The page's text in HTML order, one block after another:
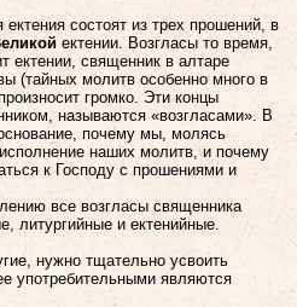
ектения состоят из трех прошений, в
ектении. Возгласы то время,
ектении, священник в алтаре
(тайных молитв особенно много в
громко. Эти концы
называются «возгласами». В
почему мы, молясь
наших молитв, и почему
к Господу с прошениями и
все возгласы священника
литургийные и ектенийные.
нужно тщательно усвоить
употребительными являются